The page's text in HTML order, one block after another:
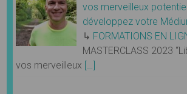
vos merveilleux
développez votre
↳ FORMATIONS EN
MASTERCLASS 2023
vos merveilleux […]